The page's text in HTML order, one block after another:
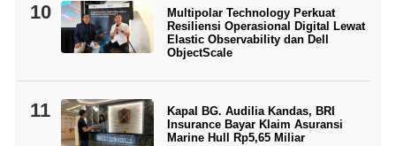
10
Multipolar Technology Perkuat
Resiliensi Operasional Digital Lewat
Elastic Observability dan Dell
ObjectScale
11
Kapal BG. Audilia Kandas, BRI
Insurance Bayar Klaim Asuransi
Marine Hull Rp5,65 Miliar